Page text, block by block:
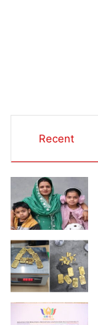
Recent